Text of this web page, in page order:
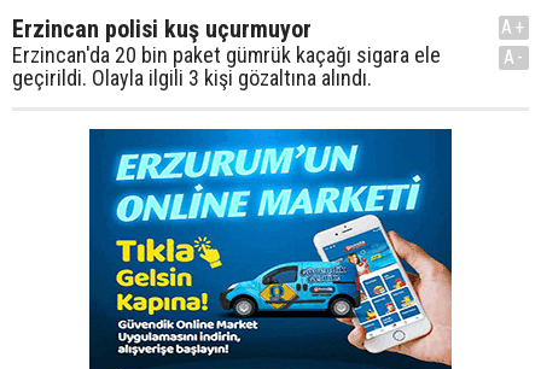
Erzincan polisi kuş uçurmuyor
Erzincan'da 20 bin paket gümrük kaçağı sigara ele
geçirildi. Olayla ilgili 3 kişi gözaltına alındı.
A+
A-